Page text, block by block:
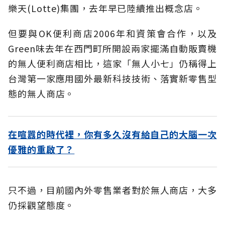
樂天(Lotte)集團，去年早已陸續推出概念店。
但要與OK便利商店2006年和資策會合作，以及
Green味去年在西門町所開設兩家擺滿自動販賣機
的無人便利商店相比，這家「無人小七」仍稱得上
台灣第一家應用國外最新科技技術、落實新零售型
態的無人商店。
在喧囂的時代裡，你有多久沒有給自己的大腦一次
優雅的重啟了？
只不過，目前國內外零售業者對於無人商店，大多
仍採觀望態度。